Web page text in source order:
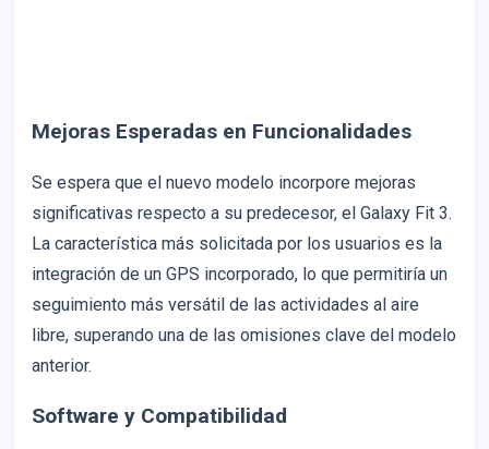
Mejoras Esperadas en Funcionalidades
Se espera que el nuevo modelo incorpore mejoras
significativas respecto a su predecesor, el Galaxy Fit 3.
La característica más solicitada por los usuarios es la
integración de un GPS incorporado, lo que permitiría un
seguimiento más versátil de las actividades al aire
libre, superando una de las omisiones clave del modelo
anterior.
Software y Compatibilidad